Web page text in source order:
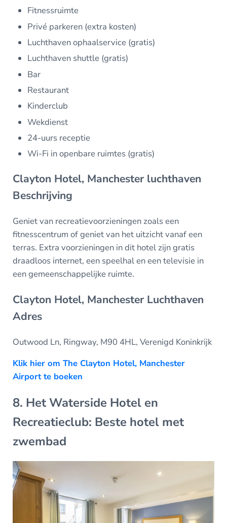
Fitnessruimte
Privé parkeren (extra kosten)
Luchthaven ophaalservice (gratis)
Luchthaven shuttle (gratis)
Bar
Restaurant
Kinderclub
Wekdienst
24-uurs receptie
Wi-Fi in openbare ruimtes (gratis)
Clayton Hotel, Manchester luchthaven
Beschrijving
Geniet van recreatievoorzieningen zoals een
fitnesscentrum of geniet van het uitzicht vanaf een
terras. Extra voorzieningen in dit hotel zijn gratis
draadloos internet, een speelhal en een televisie in
een gemeenschappelijke ruimte.
Clayton Hotel, Manchester Luchthaven
Adres
Outwood Ln, Ringway, M90 4HL, Verenigd Koninkrijk
Klik hier om The Clayton Hotel, Manchester
Airport te boeken
8. Het Waterside Hotel en
Recreatieclub: Beste hotel met
zwembad